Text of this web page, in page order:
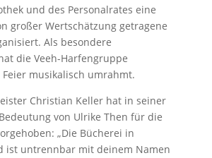
und des Personalrates eine
großer Wertschätzung getragene
Als besondere
die Veeh-Harfengruppe
musikalisch umrahmt.
Christian Keller hat in seiner
von Ulrike Then für die
„Die Bücherei in
ist untrennbar mit deinem Namen